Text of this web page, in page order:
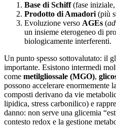
Base di Schiff(fase iniziale,
Prodotto di Amadori (più
Evoluzione verso AGEs (
un insieme eterogeneo di
biologicamente interferenti.
Un punto spesso sottovalutato: il
importante. Esistono intermedi
come metilgliossale (MGO),
possono accelerare enormemente
composti derivano da vie
lipidica, stress carbonilico) e
danno: non serve una glicemia
contesto redox e la gestione